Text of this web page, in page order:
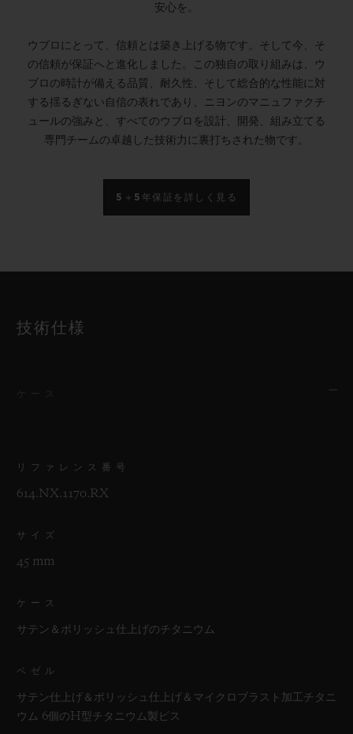
安心を。
ウブロにとって、信頼とは築き上げる物です。そして今、そ
の信頼が保証へと進化しました。この独自の取り組みは、ウ
ブロの時計が備える品質、耐久性、そして総合的な性能に対
する揺るぎない自信の表れであり、ニヨンのマニュファクチ
ュールの強みと、すべてのウブロを設計、開発、組み立てる
専門チームの卓越した技術力に裏打ちされた物です。
5＋5年保証を詳しく見る
技術仕様
リファレンス番号
614.NX.1170.RX
サイズ
45 mm
ケース
サテン＆ポリッシュ仕上げのチタニウム
ベゼル
サテン仕上げ＆ポリッシュ仕上げ＆マイクロブラスト加工チタニ
ウム 6個のH型チタニウム製ビス